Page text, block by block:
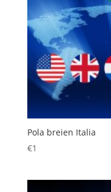
Pola breien Italia
€1